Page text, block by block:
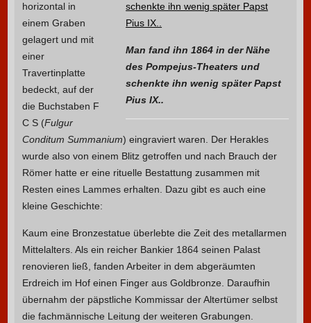
Man fand ihn 1864 in der Nähe
des Pompejus-Theaters und
schenkte ihn wenig später Papst
Pius IX..
horizontal in
einem Graben
gelagert und mit
einer
Travertinplatte
bedeckt, auf der
die Buchstaben F
C S (Fulgur
Conditum Summanium) eingraviert waren. Der Herakles
wurde also von einem Blitz getroffen und nach Brauch der
Römer hatte er eine rituelle Bestattung zusammen mit
Resten eines Lammes erhalten. Dazu gibt es auch eine
kleine Geschichte:
Kaum eine Bronzestatue überlebte die Zeit des metallarmen
Mittelalters. Als ein reicher Bankier 1864 seinen Palast
renovieren ließ, fanden Arbeiter in dem abgeräumten
Erdreich im Hof einen Finger aus Goldbronze. Daraufhin
übernahm der päpstliche Kommissar der Altertümer selbst
die fachmännische Leitung der weiteren Grabungen.